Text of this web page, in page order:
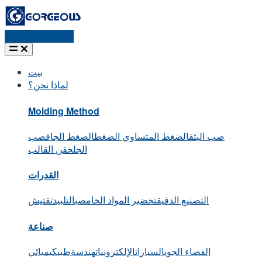
بيت
لماذا نحن؟
Molding Method
صب البثقالضغط المتساوي الضغطالضغط الجافصب
الجلحقن القالب
القدرات
التصنيع الدقيقتحضير المواد الخامصبالتلبيدتقتيش
صناعة
الفضاء الجويالسياراتالإلكترونياتهندسةطبيكيميائي